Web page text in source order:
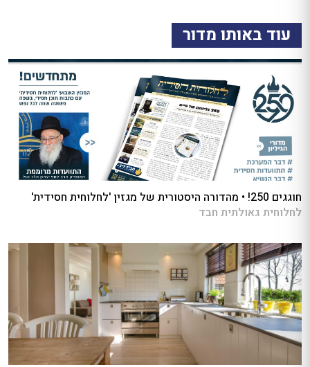
עוד באותו מדור
חוגגים 250! • מהדורה היסטורית של מגזין 'לחלוחית חסידית'
לחלוחית גאולתית חבד